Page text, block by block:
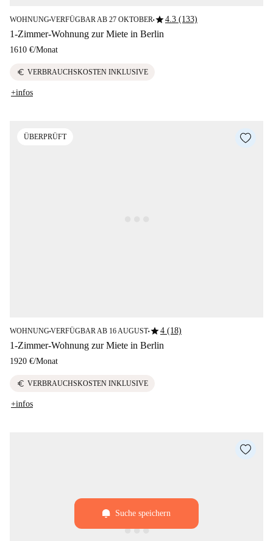
WOHNUNG■VERFÜGBAR AB 27 OKTOBER■star4.3 (133)
1-Zimmer-Wohnung zur Miete in Berlin
1610 €/Monat
euro VERBRAUCHSKOSTEN INKLUSIVE
+infos
ÜBERPRÜFT
WOHNUNG■VERFÜGBAR AB 16 AUGUST■star4 (18)
1-Zimmer-Wohnung zur Miete in Berlin
1920 €/Monat
euro VERBRAUCHSKOSTEN INKLUSIVE
+infos
Suche speichern